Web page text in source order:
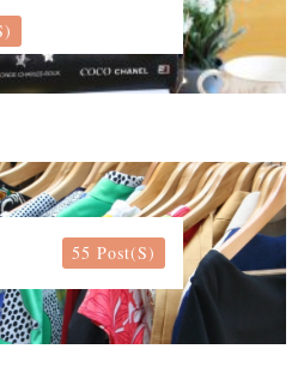
55 Post(s)